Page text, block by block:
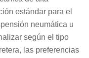
estándar para el
neumática u
según el tipo
las preferencias